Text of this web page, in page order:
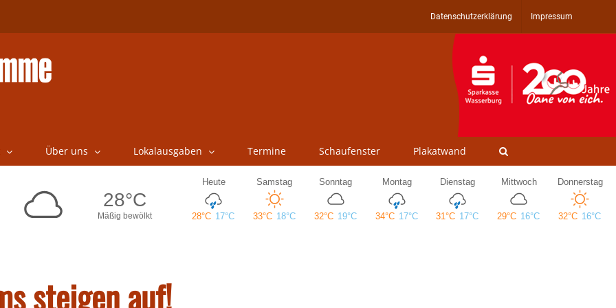
Datenschutzerklärung Impressum
Über uns Lokalausgaben Termine Schaufenster Plakatwand
steigen auf!